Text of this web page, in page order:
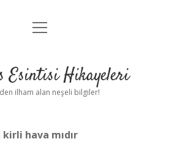
Anasayfa
Yasal Uyarı
menüyü
Esintisi Hikayeleri
ilham alan neşeli bilgiler!
kirli hava mıdır